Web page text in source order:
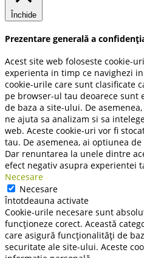
Închide
Prezentare generală a
Acest site web foloseste cookie-
experienta in timp ce navighezi
cookie-urile care sunt clasificate
pe browser-ul tau deoarece
de baza a site-ului. De
ne ajuta sa analizam si sa
web. Aceste cookie-uri vor fi
tau. De asemenea, ai optiunea
Dar renuntarea la unele dintre
efect negativ asupra experientei
Necesare
Necesare
Întotdeauna activate
Cookie-urile necesare sunt
funcționeze corect. Această
care asigură funcționalități de
securitate ale site-ului. Aceste